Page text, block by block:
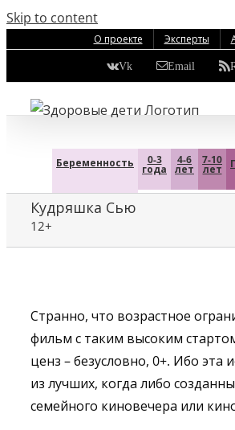
Skip to content
О проекте Эксперты
Vk Email
Беременность 0-3
года
4-6
лет
7-10
лет
Кудряшка Сью
12+
Странно, что возрастное
фильм с таким высоким
ценз – безусловно, 0+. Ибо эта
из лучших, когда либо
семейного киновечера или